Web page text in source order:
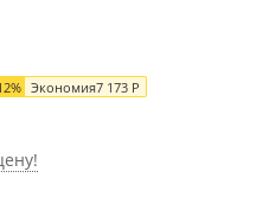
% Экономия7 173 Р